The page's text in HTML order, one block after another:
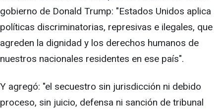
gobierno de Donald Trump: "Estados Unidos aplica
políticas discriminatorias, represivas e ilegales, que
agreden la dignidad y los derechos humanos de
nuestros nacionales residentes en ese país".
Y agregó: "el secuestro sin jurisdicción ni debido
proceso, sin juicio, defensa ni sanción de tribunal